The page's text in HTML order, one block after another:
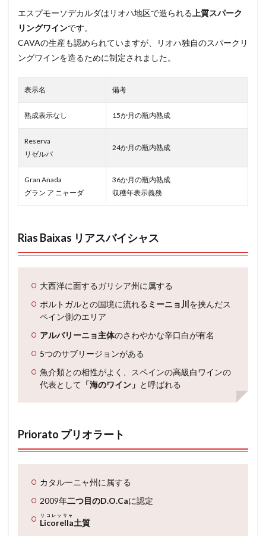
エスプモーソデカルダはリオハ地区で造られる 上質スパーク
リングワインです。
CAVAの生産も認められていますが、リオハ独自のスパークリ
ングワインを造るために制定されました。
表示名 備考
熟成表示なし 15か月の瓶内熟成
Reserva
リゼルバ
24か月の瓶内熟成
Gran Anada
グラン ア ニャーダ
36か月の瓶内熟成
収穫年表示義務
Rias Baixas リアスバイシャス
大西洋に面するガリシア州に属する
ポルトガルとの国境に流れる ミーニョ川 を挟んだス
ペイン側のエリア
アルバリーニョ主体のさわやかな辛口白が有名
5つのサブリージョンがある
魚介類との相性がよく、スペインの高級白ワインの
代表として 「海のワイン」 と呼ばれる
Priorato プリオラート
カタルーニャ州に属する
2009年二つ目のD.O.Caに認定
Licorella
リコレッリャ
土質